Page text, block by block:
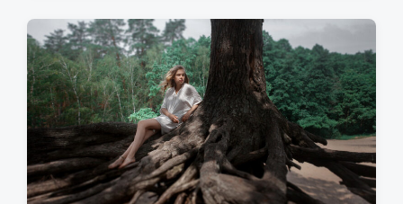
a
p
u
b
l
i
a
c
l
i
c
a
d
a
e
n